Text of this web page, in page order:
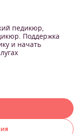
педикюр,
Поддержка
и начать